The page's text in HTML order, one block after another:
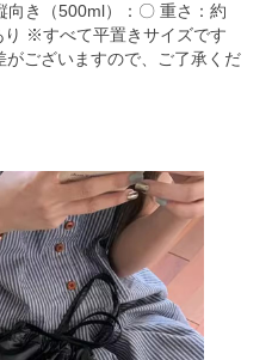
向き（500ml）：〇 重さ：約
り ※すべて平置きサイズです
がございますので、ご了承くだ